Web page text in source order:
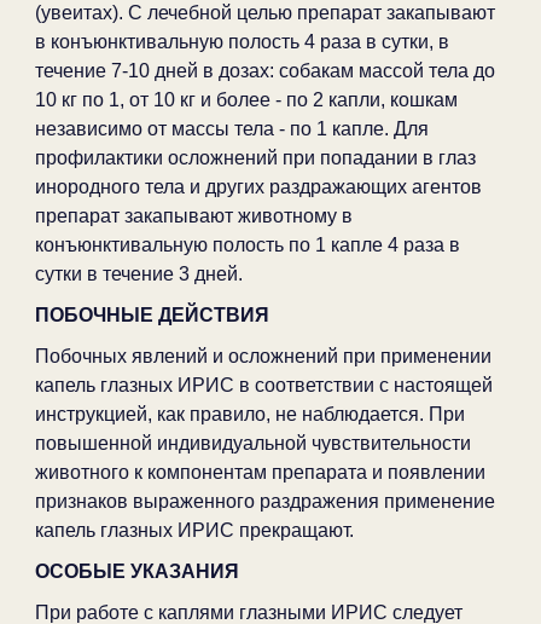
(увеитах). С лечебной целью препарат закапывают
в конъюнктивальную полость 4 раза в сутки, в
течение 7-10 дней в дозах: собакам массой тела до
10 кг по 1, от 10 кг и более - по 2 капли, кошкам
независимо от массы тела - по 1 капле. Для
профилактики осложнений при попадании в глаз
инородного тела и других раздражающих агентов
препарат закапывают животному в
конъюнктивальную полость по 1 капле 4 раза в
сутки в течение 3 дней.
ПОБОЧНЫЕ ДЕЙСТВИЯ
Побочных явлений и осложнений при применении
капель глазных ИРИС в соответствии с настоящей
инструкцией, как правило, не наблюдается. При
повышенной индивидуальной чувствительности
животного к компонентам препарата и появлении
признаков выраженного раздражения применение
капель глазных ИРИС прекращают.
ОСОБЫЕ УКАЗАНИЯ
При работе с каплями глазными ИРИС следует